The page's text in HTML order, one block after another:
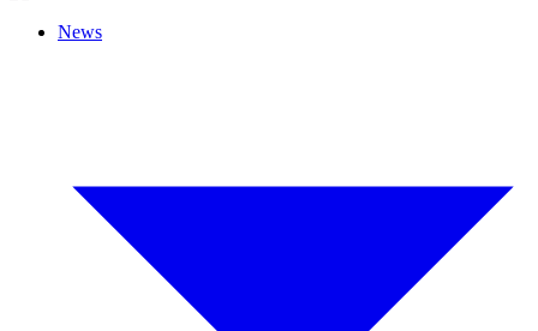
News